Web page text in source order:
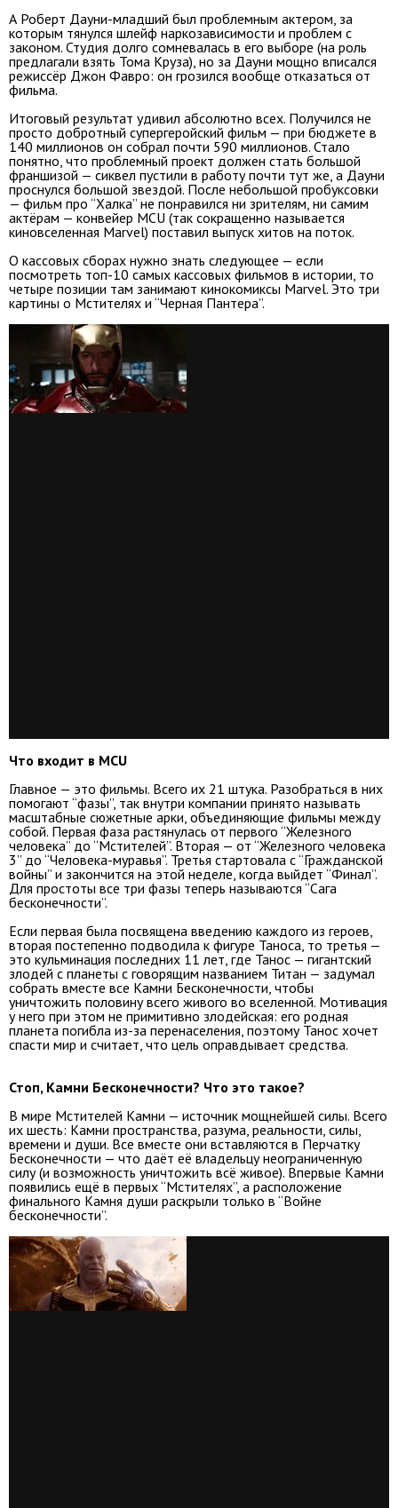
А Роберт Дауни-младший был проблемным актером, за
которым тянулся шлейф наркозависимости и проблем с
законом. Студия долго сомневалась в его выборе (на роль
предлагали взять Тома Круза), но за Дауни мощно вписался
режиссёр Джон Фавро: он грозился вообще отказаться от
фильма.
Итоговый результат удивил абсолютно всех. Получился не
просто добротный супергеройский фильм — при бюджете в
140 миллионов он собрал почти 590 миллионов. Стало
понятно, что проблемный проект должен стать большой
франшизой — сиквел пустили в работу почти тут же, а Дауни
проснулся большой звездой. После небольшой пробуксовки
— фильм про “Халка” не понравился ни зрителям, ни самим
актёрам — конвейер MCU (так сокращенно называется
киновселенная Marvel) поставил выпуск хитов на поток.
О кассовых сборах нужно знать следующее — если
посмотреть топ-10 самых кассовых фильмов в истории, то
четыре позиции там занимают кинокомиксы Marvel. Это три
картины о Мстителях и “Черная Пантера”.
Что входит в MCU
Главное — это фильмы. Всего их 21 штука. Разобраться в них
помогают “фазы”, так внутри компании принято называть
масштабные сюжетные арки, объединяющие фильмы между
собой. Первая фаза растянулась от первого “Железного
человека” до “Мстителей”. Вторая — от “Железного человека
3” до “Человека-муравья”. Третья стартовала с “Гражданской
войны” и закончится на этой неделе, когда выйдет “Финал”.
Для простоты все три фазы теперь называются “Сага
бесконечности”.
Если первая была посвящена введению каждого из героев,
вторая постепенно подводила к фигуре Таноса, то третья —
это кульминация последних 11 лет, где Танос — гигантский
злодей с планеты с говорящим названием Титан — задумал
собрать вместе все Камни Бесконечности, чтобы
уничтожить половину всего живого во вселенной. Мотивация
у него при этом не примитивно злодейская: его родная
планета погибла из-за перенаселения, поэтому Танос хочет
спасти мир и считает, что цель оправдывает средства.
Стоп, Камни Бесконечности? Что это такое?
В мире Мстителей Камни — источник мощнейшей силы. Всего
их шесть: Камни пространства, разума, реальности, силы,
времени и души. Все вместе они вставляются в Перчатку
Бесконечности — что даёт её владельцу неограниченную
силу (и возможность уничтожить всё живое). Впервые Камни
появились ещё в первых “Мстителях”, а расположение
финального Камня души раскрыли только в “Войне
бесконечности”.